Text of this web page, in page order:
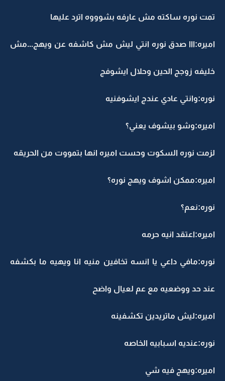
تمت نوره ساكته مش عارفه بشوووه اترد عليها
اميره:ااا صدق نوره انتي ليش مش كاشفه عن ويهج...مش
خليفه زوجج الحين وحلال ايشوفج
نوره:وانتي عادي عندج ايشوفنيه
اميره:وشو بيشوف يعني؟
لزمت نوره السكوت وحست اميره انها بتمووت من الحريقه
اميره:ممكن اشوف ويهج نوره؟
نوره:نعم؟
اميره:اعتقد انيه حرمه
نوره:مافي داعي يا انسه تخافين منيه انا ويهيه ما بكشفه
عند حد ووضعيه مع عم لعيال واضح
اميره:ليش ماتريدين تكشفينه
نوره:عنديه اسبابيه الخاصه
اميره:ويهج فيه شي